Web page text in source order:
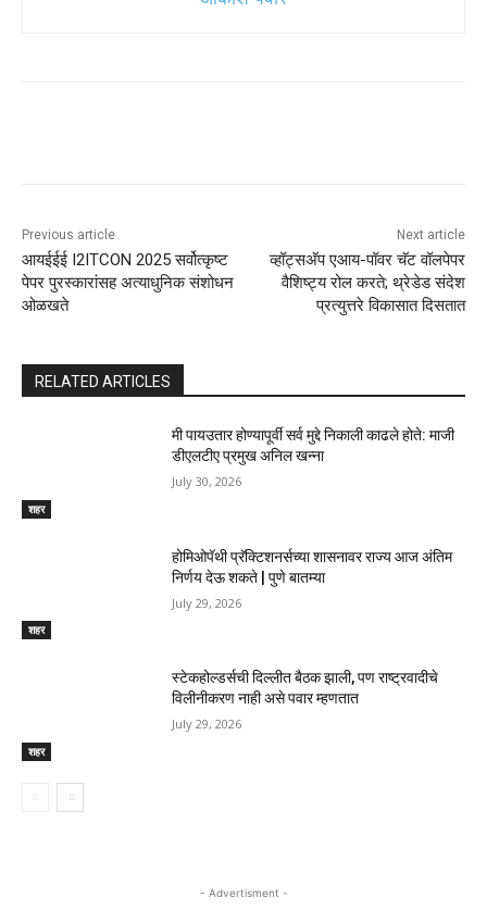
Previous article
आयईईई I2ITCON 2025 सर्वोत्कृष्ट
पेपर पुरस्कारांसह अत्याधुनिक संशोधन
ओळखते
Next article
व्हॉट्सअ‍ॅप एआय-पॉवर चॅट वॉलपेपर
वैशिष्ट्य रोल करते; थ्रेडेड संदेश
प्रत्युत्तरे विकासात दिसतात
RELATED ARTICLES
शहर
मी पायउतार होण्यापूर्वी सर्व मुद्दे निकाली काढले होते: माजी
डीएलटीए प्रमुख अनिल खन्ना
July 30, 2026
शहर
होमिओपॅथी प्रॅक्टिशनर्सच्या शासनावर राज्य आज अंतिम
निर्णय देऊ शकते | पुणे बातम्या
July 29, 2026
शहर
स्टेकहोल्डर्सची दिल्लीत बैठक झाली, पण राष्ट्रवादीचे
विलीनीकरण नाही असे पवार म्हणतात
July 29, 2026
- Advertisment -